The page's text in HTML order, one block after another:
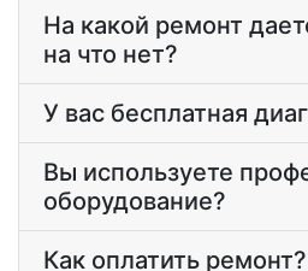
На какой ремонт
на что нет?
У вас бесплатная
Вы используете
оборудование?
Как оплатить ремонт?